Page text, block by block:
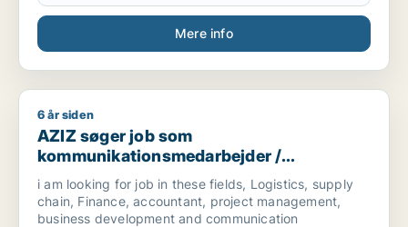
Mere info
AZIZ søger job som kommunikationsmedarbejder /
6 år siden
AZIZ søger job som
kommunikationsmedarbejder /
marketingmedarbejder /
forretningsudvikler /
regnskabsmedarbejder / revisor
i am looking for job in these fields, Logistics, supply
chain, Finance, accountant, project management,
business development and communication